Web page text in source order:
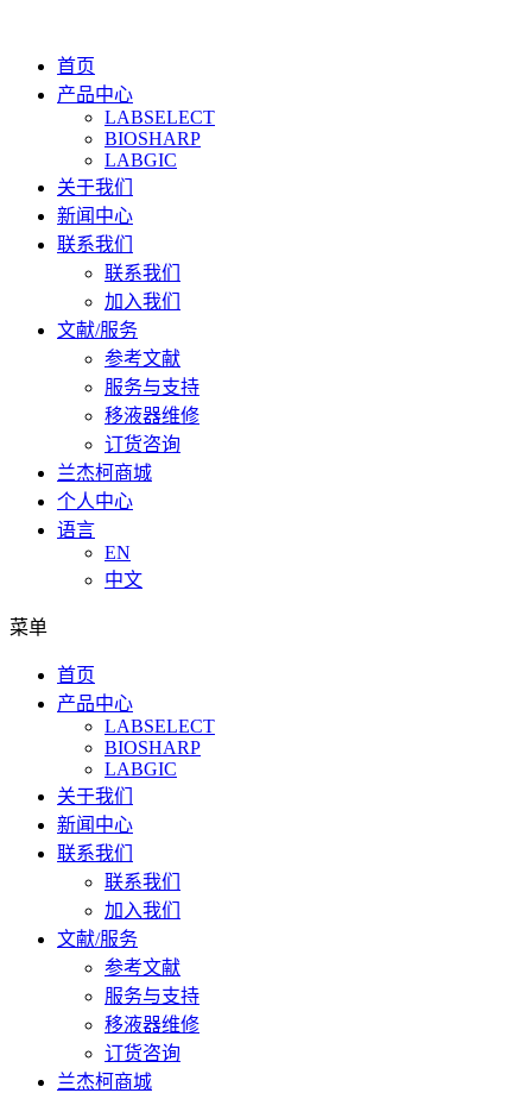
首页
产品中心
LABSELECT
BIOSHARP
LABGIC
关于我们
新闻中心
联系我们
联系我们
加入我们
文献/服务
参考文献
服务与支持
移液器维修
订货咨询
兰杰柯商城
个人中心
语言
EN
中文
菜单
首页
产品中心
LABSELECT
BIOSHARP
LABGIC
关于我们
新闻中心
联系我们
联系我们
加入我们
文献/服务
参考文献
服务与支持
移液器维修
订货咨询
兰杰柯商城